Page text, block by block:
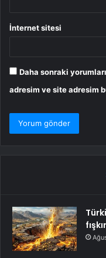
İnternet sitesi
Daha sonraki
adresim ve site adresim